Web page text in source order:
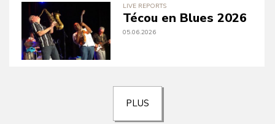
LIVE REPORTS
Técou en Blues 2026
05.06.2026
PLUS